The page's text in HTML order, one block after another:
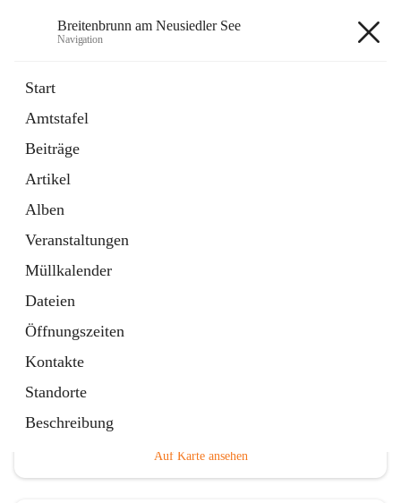
Breitenbrunn am Neusiedler See
Navigation
Start
Amtstafel
Beiträge
Artikel
Alben
Veranstaltungen
Müllkalender
Dateien
Öffnungszeiten
Kontakte
Standorte
Beschreibung
18 Schnellzugriffe
Gemeindeservice
Auf Karte ansehen